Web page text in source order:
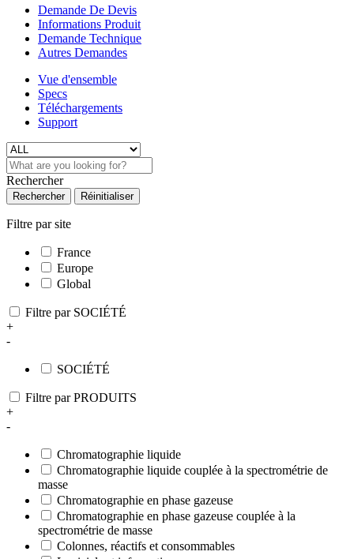
Demande De Devis
Informations Produit
Demande Technique
Autres Demandes
Vue d'ensemble
Specs
Téléchargements
Support
Rechercher
Rechercher Réinitialiser
Filtre par site
France
Europe
Global
Filtre par SOCIÉTÉ
+
-
SOCIÉTÉ
Filtre par PRODUITS
+
-
Chromatographie liquide
Chromatographie liquide couplée à la spectrométrie de
masse
Chromatographie en phase gazeuse
Chromatographie en phase gazeuse couplée à la
spectrométrie de masse
Colonnes, réactifs et consommables